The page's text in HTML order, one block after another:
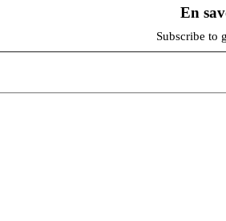
En
Subscribe to